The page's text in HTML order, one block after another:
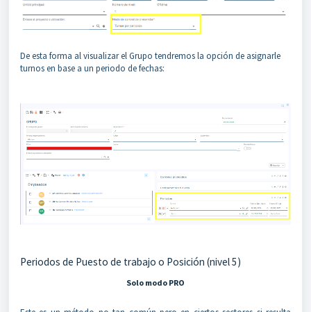
De esta forma al visualizar el Grupo tendremos la opción de asignarle
turnos en base a un periodo de fechas:
Periodos de Puesto de trabajo o Posición (nivel 5)
Solo modo PRO